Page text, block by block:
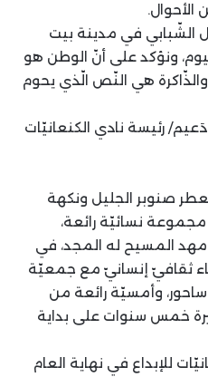
الشّبابي في مدينة بيت
ونؤكد على أنّ الوطن هو
والذّاكرة هي النّص الّذي يحوم
رئيسة نادي الكنعانيّات
صنوبر الجليل ونكهة
مجموعة نسائيّة رائعة،
مهد المسيح له المجد، في
ثقافيّ إنسانيّ مع جمعيّة
وأمسيّة رائعة من
خمس سنوات على بداية
للإبداع في نهاية العام